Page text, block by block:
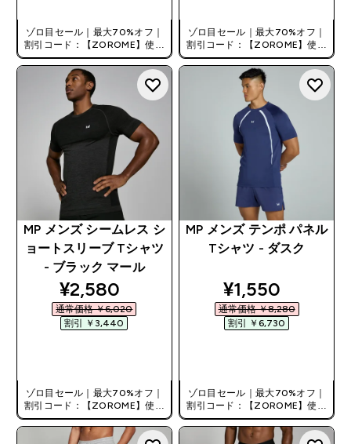
ゾロ目セール｜最大70%オフ｜
割引コード：【ZOROME】使用
で追加10%オフ！
ゾロ目セール｜最大70%オフ｜
割引コード：【ZOROME】使用
で追加10%オフ！
MP メンズ シームレス シ
ョートスリーブ Tシャツ
- ブラック マール
discounted price
¥2,580‎
通常価格 ￥6,020‎
割引 ￥3,440‎
ゾロ目セール｜最大70%オフ｜
割引コード：【ZOROME】使用
で追加10%オフ！
MP メンズ テンポ パネル
Tシャツ - ダスク
discounted
¥1,550‎
通常価格 ￥8,280‎
割引 ￥6,730‎
ゾロ目セール｜最大70%オフ｜
割引コード：【ZOROME】使用
で追加10%オフ！